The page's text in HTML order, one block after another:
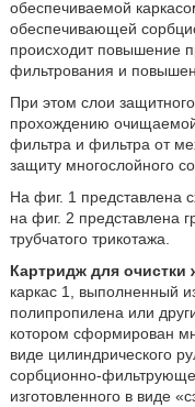
обеспечиваемой
обеспечивающей
происходит повышение
фильтрования и
При этом слои
прохождению
фильтра и фильтра от
защиту многослойного
На фиг. 1 представлена
на фиг. 2 представлена
трубчатого трикотажа.
Картридж для очистки
каркас 1, выполненный
полипропилена или
котором сформирован
виде цилиндрического
сорбционно-
изготовленного в виде